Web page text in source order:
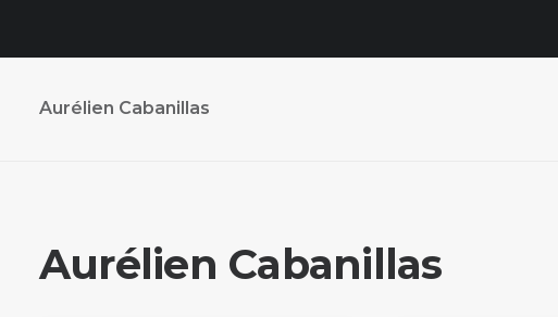
Aurélien Cabanillas
Aurélien Cabanillas